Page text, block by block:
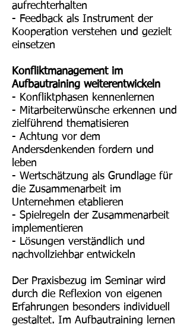
aufrechterhalten
- Feedback als Instrument der
Kooperation verstehen und gezielt
einsetzen
Konfliktmanagement im
Aufbautraining weiterentwickeln
- Konfliktphasen kennenlernen
- Mitarbeiterwünsche erkennen und
zielführend thematisieren
- Achtung vor dem
Andersdenkenden fordern und
leben
- Wertschätzung als Grundlage für
die Zusammenarbeit im
Unternehmen etablieren
- Spielregeln der Zusammenarbeit
implementieren
- Lösungen verständlich und
nachvollziehbar entwickeln
Der Praxisbezug im Seminar wird
durch die Reflexion von eigenen
Erfahrungen besonders individuell
gestaltet. Im Aufbautraining lernen